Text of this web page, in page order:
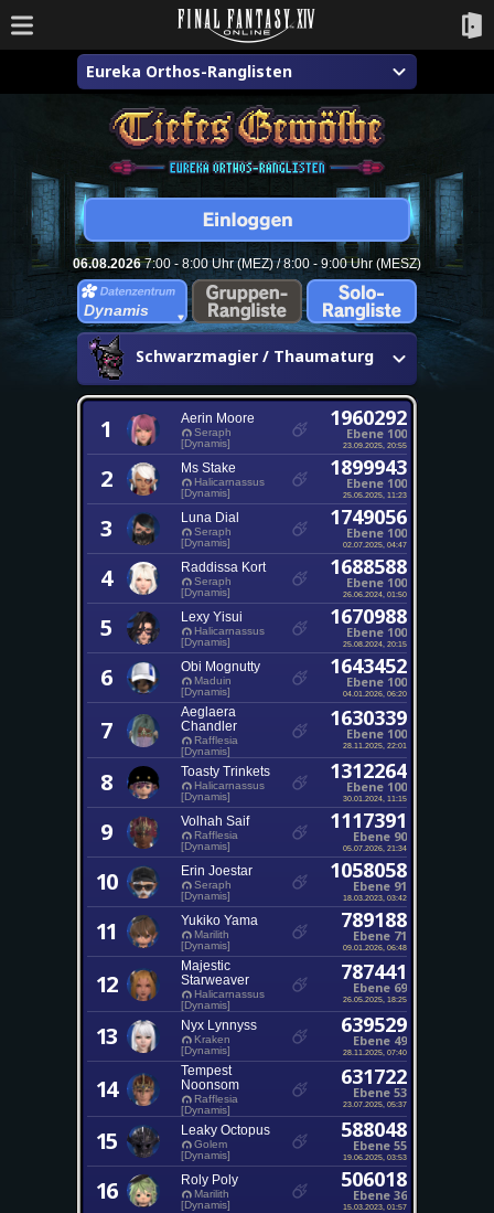
Eureka Orthos-Ranglisten
06.08.20267:00 - 8:00 Uhr (MEZ) / 8:00 - 9:00 Uhr (MESZ)
Dynamis
Schwarzmagier / Thaumaturg
1 Aerin Moore
Seraph
[Dynamis]
1960292
Ebene 100
23.09.2025, 20:55
2 Ms Stake
Halicarnassus
[Dynamis]
1899943
Ebene 100
25.05.2025, 11:23
3 Luna Dial
Seraph
[Dynamis]
1749056
Ebene 100
02.07.2025, 04:47
4 Raddissa Kort
Seraph
[Dynamis]
1688588
Ebene 100
26.06.2024, 01:50
5 Lexy Yisui
Halicarnassus
[Dynamis]
1670988
Ebene 100
25.08.2024, 20:15
6 Obi Mognutty
Maduin
[Dynamis]
1643452
Ebene 100
04.01.2026, 06:20
7
Aeglaera
Chandler
Rafflesia
[Dynamis]
1630339
Ebene 100
28.11.2025, 22:01
8 Toasty Trinkets
Halicarnassus
[Dynamis]
1312264
Ebene 100
30.01.2024, 11:15
9 Volhah Saif
Rafflesia
[Dynamis]
1117391
Ebene 90
05.07.2026, 21:34
10 Erin Joestar
Seraph
[Dynamis]
1058058
Ebene 91
18.03.2023, 03:42
11 Yukiko Yama
Marilith
[Dynamis]
789188
Ebene 71
09.01.2026, 06:48
12
Majestic
Starweaver
Halicarnassus
[Dynamis]
787441
Ebene 69
26.05.2025, 18:25
13 Nyx Lynnyss
Kraken
[Dynamis]
639529
Ebene 49
28.11.2025, 07:40
14
Tempest
Noonsom
Rafflesia
[Dynamis]
631722
Ebene 53
23.07.2025, 05:37
15 Leaky Octopus
Golem
[Dynamis]
588048
Ebene 55
19.06.2025, 03:53
16 Roly Poly
Marilith
[Dynamis]
506018
Ebene 36
15.03.2023, 01:57